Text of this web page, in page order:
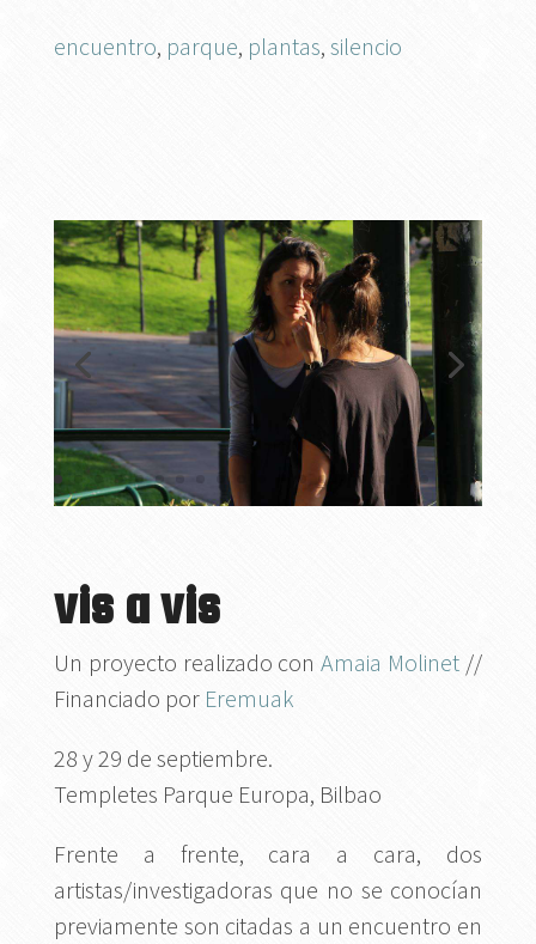
encuentro, parque, plantas, silencio
vis a vis
Un proyecto realizado con Amaia Molinet //
Financiado por Eremuak
28 y 29 de septiembre.
Templetes Parque Europa, Bilbao
Frente a frente, cara a cara, dos
artistas/investigadoras que no se conocían
previamente son citadas a un encuentro en